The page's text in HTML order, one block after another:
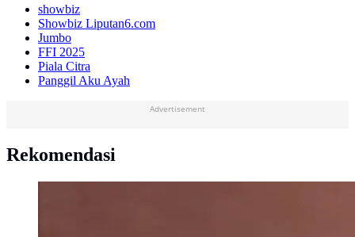
showbiz
Showbiz Liputan6.com
Jumbo
FFI 2025
Piala Citra
Panggil Aku Ayah
Advertisement
Rekomendasi